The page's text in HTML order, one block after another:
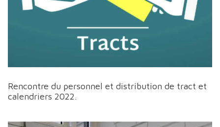
Rencontre du personnel et distribution de tract et
calendriers 2022.